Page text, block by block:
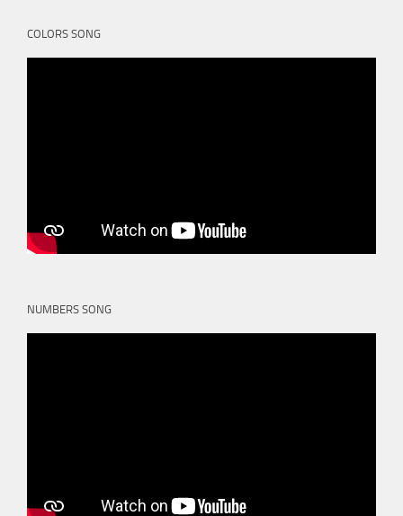
COLORS SONG
NUMBERS SONG